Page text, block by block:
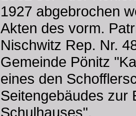
1927 abgebrochen
Akten des vorm.
Nischwitz Rep. Nr.
Gemeinde Pönitz
eines den
Seitengebäudes zur
Schulhauses".